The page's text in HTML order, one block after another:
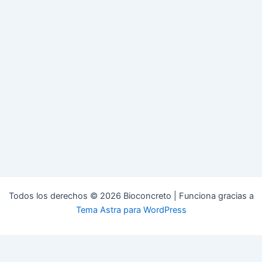
Todos los derechos © 2026 Bioconcreto | Funciona gracias a
Tema Astra para WordPress